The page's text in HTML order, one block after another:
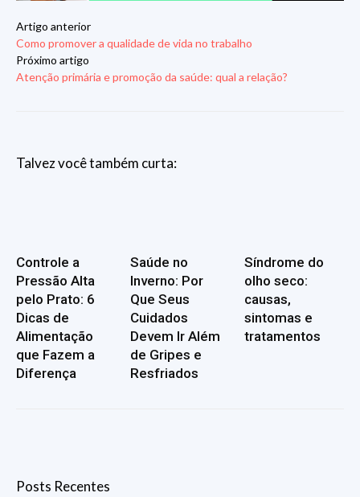
Artigo anterior
Como promover a qualidade de vida no trabalho
Próximo artigo
Atenção primária e promoção da saúde: qual a relação?
Talvez você também curta:
Controle a
Pressão Alta
pelo Prato: 6
Dicas de
Alimentação
que Fazem a
Diferença
Saúde no
Inverno: Por
Que Seus
Cuidados
Devem Ir Além
de Gripes e
Resfriados
Síndrome do
olho seco:
causas,
sintomas e
tratamentos
Posts Recentes